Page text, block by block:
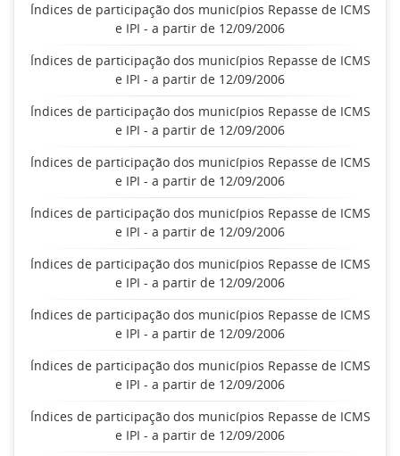
Índices de participação dos municípios Repasse de ICMS
e IPI - a partir de 12/09/2006
Índices de participação dos municípios Repasse de ICMS
e IPI - a partir de 12/09/2006
Índices de participação dos municípios Repasse de ICMS
e IPI - a partir de 12/09/2006
Índices de participação dos municípios Repasse de ICMS
e IPI - a partir de 12/09/2006
Índices de participação dos municípios Repasse de ICMS
e IPI - a partir de 12/09/2006
Índices de participação dos municípios Repasse de ICMS
e IPI - a partir de 12/09/2006
Índices de participação dos municípios Repasse de ICMS
e IPI - a partir de 12/09/2006
Índices de participação dos municípios Repasse de ICMS
e IPI - a partir de 12/09/2006
Índices de participação dos municípios Repasse de ICMS
e IPI - a partir de 12/09/2006